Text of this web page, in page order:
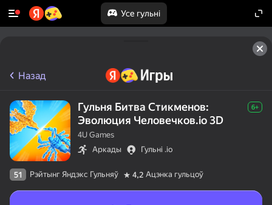
Усе гульні
Назад
Гульня Битва Стикменов:
Эволюция Человечков.io 3D
6+
4U Games
Аркады
Гульні .io
51 Рэйтынг Яндэкс Гульняў 4,2 Ацэнка гульцоў